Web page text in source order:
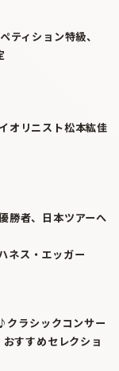
ティション特級、
オリニスト松本紘佳
勝者、日本ツアーへ
ネス・エッガー
ラシックコンサー
すすめセレクショ